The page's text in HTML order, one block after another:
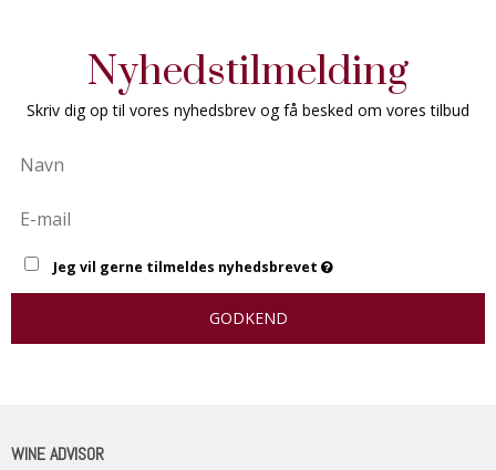
Nyhedstilmelding
Skriv dig op til vores nyhedsbrev og få besked om vores tilbud
Jeg vil gerne tilmeldes nyhedsbrevet
GODKEND
WINE ADVISOR